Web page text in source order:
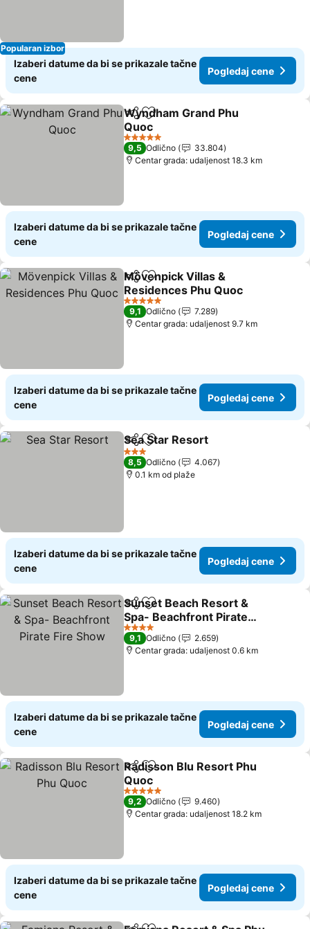
Popularan izbor
Izaberi datume da bi se prikazale tačne
cene
Pogledaj cene
Deli Dodati u favorite
Wyndham Grand Phu
Quoc
Pogledaj cene
5 Zvezdice
9,5 Odlično
33.804
Centar grada: udaljenost 18.3 km
Izaberi datume da bi se prikazale tačne
cene
Pogledaj cene
Deli Dodati u favorite
Mövenpick Villas &
Residences Phu Quoc
Pogledaj cene
5 Zvezdice
9,1 Odlično
7.289
Centar grada: udaljenost 9.7 km
Izaberi datume da bi se prikazale tačne
cene
Pogledaj cene
Deli Dodati u favorite
Sea Star Resort
3 Zvezdice
8,5 Odlično
4.067
0.1 km od plaže
Izaberi datume da bi se prikazale tačne
cene
Pogledaj cene
Deli Dodati u favorite
Sunset Beach Resort &
Spa- Beachfront Pirate
Fire Show
Pogledaj cene
4 Zvezdice
9,1 Odlično
2.659
Centar grada: udaljenost 0.6 km
Izaberi datume da bi se prikazale tačne
cene
Pogledaj cene
Deli Dodati u favorite
Radisson Blu Resort Phu
Quoc
Pogledaj cene
5 Zvezdice
9,2 Odlično
9.460
Centar grada: udaljenost 18.2 km
Izaberi datume da bi se prikazale tačne
cene
Pogledaj cene